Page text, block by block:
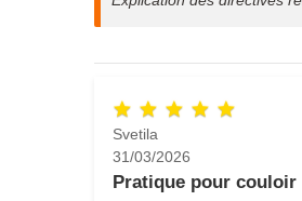
Svetila
31/03/2026
Pratique pour couloir